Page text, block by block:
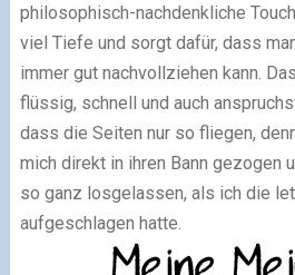
philosophisch-nachdenkliche
viel Tiefe und sorgt dafür, dass
immer gut nachvollziehen kann.
flüssig, schnell und auch
dass die Seiten nur so fliegen,
mich direkt in ihren Bann gezogen
so ganz losgelassen, als ich die
aufgeschlagen hatte.